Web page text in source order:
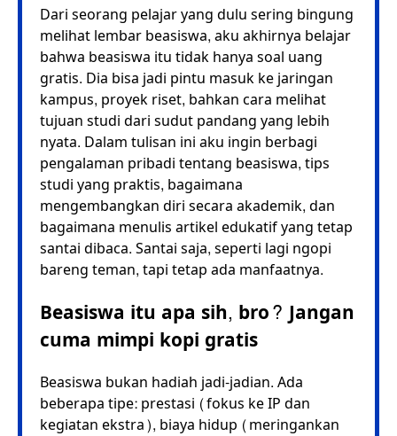
Dari seorang pelajar yang dulu sering bingung
melihat lembar beasiswa, aku akhirnya belajar
bahwa beasiswa itu tidak hanya soal uang
gratis. Dia bisa jadi pintu masuk ke jaringan
kampus, proyek riset, bahkan cara melihat
tujuan studi dari sudut pandang yang lebih
nyata. Dalam tulisan ini aku ingin berbagi
pengalaman pribadi tentang beasiswa, tips
studi yang praktis, bagaimana
mengembangkan diri secara akademik, dan
bagaimana menulis artikel edukatif yang tetap
santai dibaca. Santai saja, seperti lagi ngopi
bareng teman, tapi tetap ada manfaatnya.
Beasiswa itu apa sih, bro? Jangan
cuma mimpi kopi gratis
Beasiswa bukan hadiah jadi-jadian. Ada
beberapa tipe: prestasi (fokus ke IP dan
kegiatan ekstra), biaya hidup (meringankan